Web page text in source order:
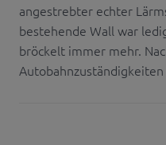
angestrebter echter
bestehende Wall war
bröckelt immer mehr.